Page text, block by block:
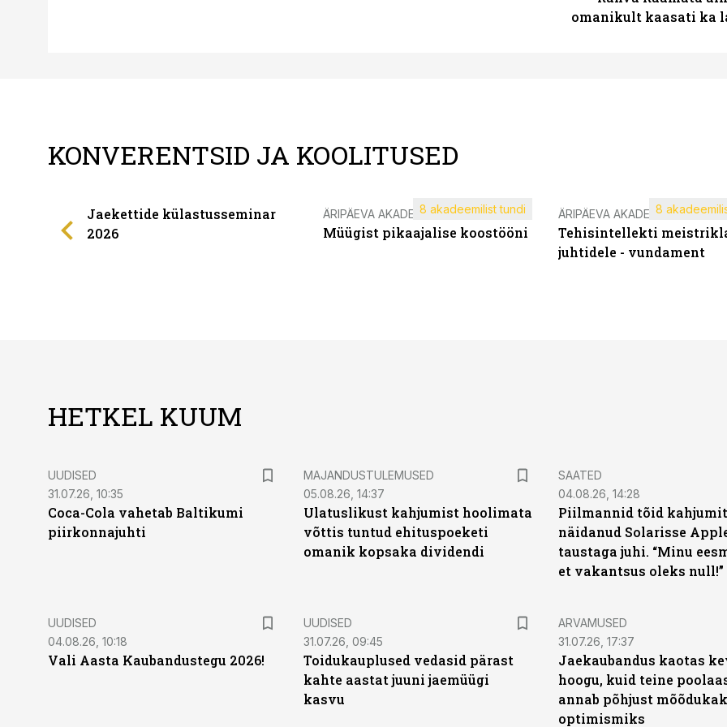
omanikult kaasati ka
KONVERENTSID JA KOOLITUSED
Jaekettide külastusseminar
2026
ÄRIPÄEVA AKADEEMIA
Müügist pikaajalise koostööni
8 akadeemilist tundi ÄRIPÄEVA AKADEEMIA
Tehisintellekti
juhtidele - vundament
8
HETKEL KUUM
UUDISED
31.07.26, 10:35
Coca-Cola vahetab Baltikumi
piirkonnajuhti
MAJANDUSTULEMUSED
05.08.26, 14:37
Ulatuslikust kahjumist hoolimata
võttis tuntud ehituspoeketi
omanik kopsaka dividendi
SAATED
04.08.26, 14:28
Piilmannid tõid kahjumit
näidanud Solarisse
taustaga juhi. “Minu
et vakantsus oleks null!”
UUDISED
04.08.26, 10:18
Vali Aasta Kaubandustegu 2026!
UUDISED
31.07.26, 09:45
Toidukauplused vedasid pärast
kahte aastat juuni jaemüügi
kasvu
ARVAMUSED
31.07.26, 17:37
Jaekaubandus kaotas
hoogu, kuid teine
annab põhjust
optimismiks